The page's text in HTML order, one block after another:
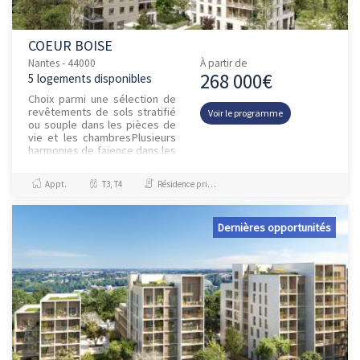
COEUR BOISE
Nantes - 44000
5 logements disponibles
Choix parmi une sélection de
revêtements de sols stratifié
ou souple dans les pièces de
vie et les chambresPlusieurs
harmonies de faïence dans les
À partir de
268 000€
Voir le programme
Appt. T3, T4 Résidence principale / PTZ, Investissement et Défiscalisation
Dernières opportunités